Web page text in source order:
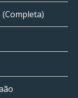
(Completa)